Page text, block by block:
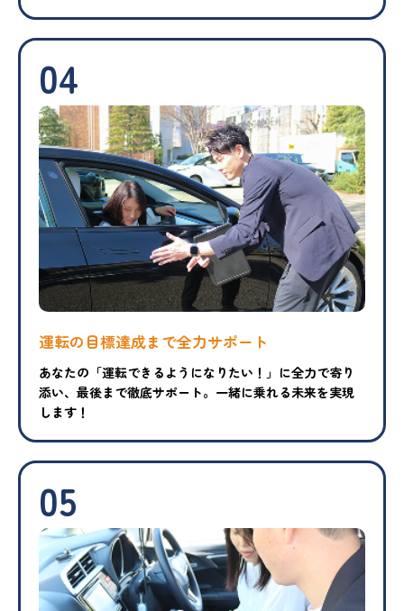
04
運転の目標達成まで全力サポート
あなたの「運転できるようになりたい！」に全力で寄り
添い、最後まで徹底サポート。一緒に乗れる未来を実現
します！
05